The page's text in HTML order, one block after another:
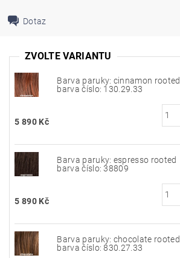
Dotaz
ZVOLTE VARIANTU
Barva paruky: cinnamon rooted
barva číslo: 130.29.33
5 890 Kč
Barva paruky: espresso rooted
barva číslo: 38809
5 890 Kč
Barva paruky: chocolate rooted
barva číslo: 830.27.33